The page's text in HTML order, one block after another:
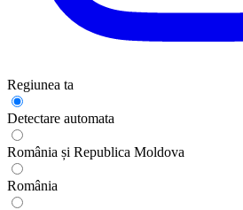
Regiunea ta
Detectare automata
România și Republica Moldova
România